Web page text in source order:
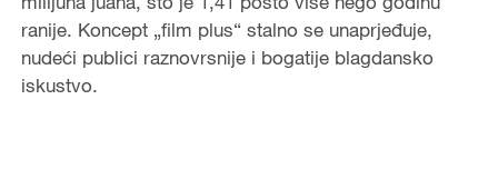
V
i
ranije. Koncept „film plus“ stalno se unaprjeđuje,
nudeći publici raznovrsnije i bogatije blagdansko
iskustvo.